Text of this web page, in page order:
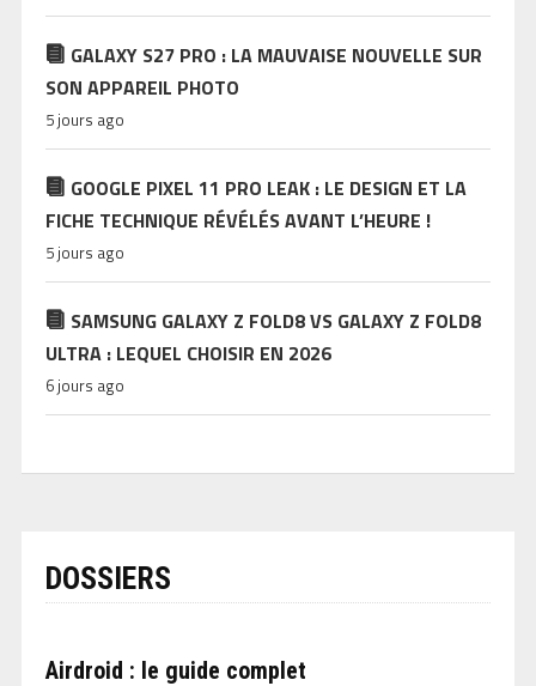
GALAXY S27 PRO : LA MAUVAISE NOUVELLE SUR
SON APPAREIL PHOTO
5 jours ago
GOOGLE PIXEL 11 PRO LEAK : LE DESIGN ET LA
FICHE TECHNIQUE RÉVÉLÉS AVANT L’HEURE !
5 jours ago
SAMSUNG GALAXY Z FOLD8 VS GALAXY Z FOLD8
ULTRA : LEQUEL CHOISIR EN 2026
6 jours ago
DOSSIERS
Airdroid : le guide complet